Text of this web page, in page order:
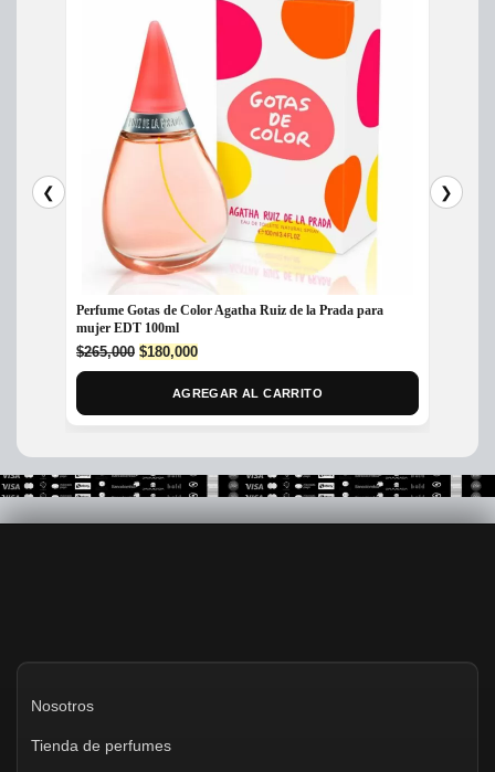
❮
Perfume Gotas de Color Agatha Ruiz de la Prada para
mujer EDT 100ml
$265,000 Original
price
$180,000Current
price
is:
AGREGAR AL CARRITO
❯
Nosotros
Tienda de perfumes